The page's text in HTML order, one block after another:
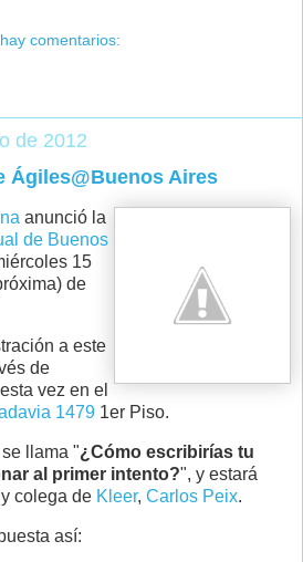
comentarios:
de 2012
Ágiles@Buenos Aires
anunció la
de Buenos
15
de
a este
de
vez en el
1479 1er Piso.
llama "¿Cómo escribirías tu
al primer intento?", y estará
colega de Kleer, Carlos Peix.
así: